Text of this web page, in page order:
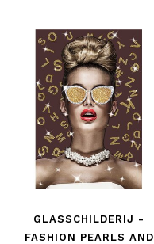
GLASSCHILDERIJ -
FASHION PEARLS AND